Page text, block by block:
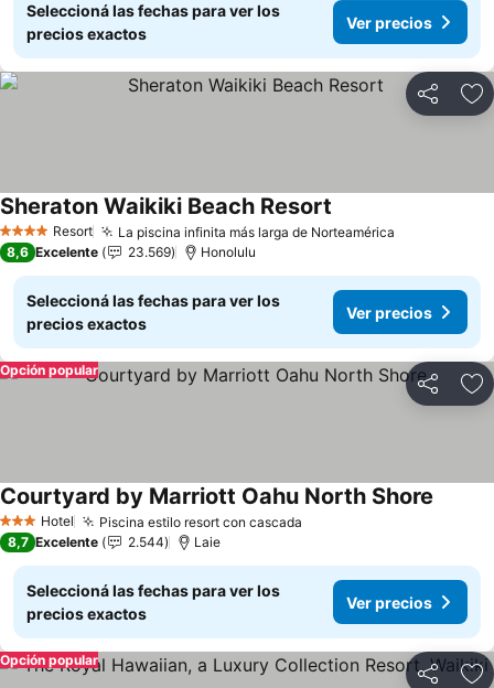
Seleccioná las fechas para ver los
precios exactos
Ver precios
Compartir
4 EstrellasResort La piscina infinita más larga de Norteamérica
Sheraton Waikiki Beach Resort
8,6 Excelente 23.569 Honolulu
Seleccioná las fechas para ver los
precios exactos
Ver precios
Compartir
Opción popular
3 Estrellas
Hotel Piscina estilo resort con cascada
Courtyard by Marriott Oahu North Shore
8,7 Excelente 2.544 Laie
Seleccioná las fechas para ver los
precios exactos
Ver precios
Compartir
Opción popular